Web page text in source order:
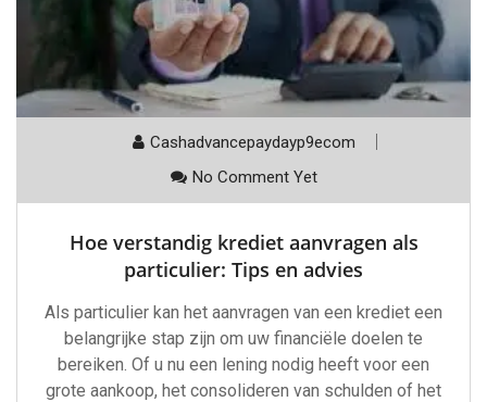
Cashadvancepaydayp9ecom
No Comment Yet
Hoe verstandig krediet aanvragen als
particulier: Tips en advies
Als particulier kan het aanvragen van een krediet een
belangrijke stap zijn om uw financiële doelen te
bereiken. Of u nu een lening nodig heeft voor een
grote aankoop, het consolideren van schulden of het